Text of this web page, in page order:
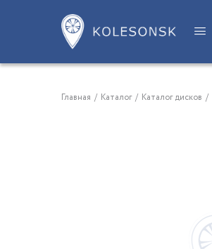
Главная / Каталог / Каталог дисков /